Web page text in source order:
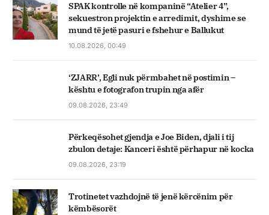
SPAK kontrolle në kompaninë “Atelier 4”,
sekuestron projektin e arredimit, dyshime se
mund të jetë pasuri e fshehur e Ballukut
10.08.2026, 00:49
‘ZJARR’, Egli nuk përmbahet në postimin –
kështu e fotografon trupin nga afër
09.08.2026, 23:49
Përkeqësohet gjendja e Joe Biden, djali i tij
zbulon detaje: Kanceri është përhapur në kocka
09.08.2026, 23:19
Trotinetet vazhdojnë të jenë kërcënim për
këmbësorët